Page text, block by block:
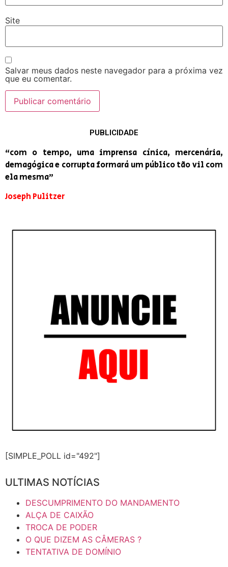
Site
Salvar meus dados neste navegador para a próxima vez
que eu comentar.
PUBLICIDADE
“com o tempo, uma imprensa cínica, mercenária,
demagógica e corrupta formará um público tão vil com
ela mesma”
Joseph Pulitzer
[SIMPLE_POLL id="492"]
ULTIMAS NOTÍCIAS
DESCUMPRIMENTO DO MANDAMENTO
ALÇA DE CAIXÃO
TROCA DE PODER
O QUE DIZEM AS CÂMERAS ?
TENTATIVA DE DOMÍNIO